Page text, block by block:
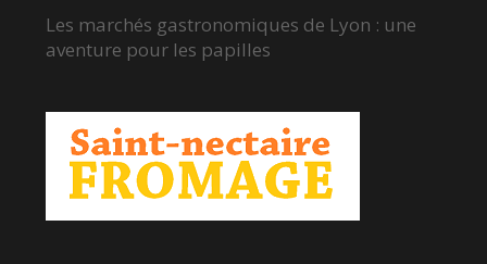
Les marchés gastronomiques de Lyon : une
aventure pour les papilles